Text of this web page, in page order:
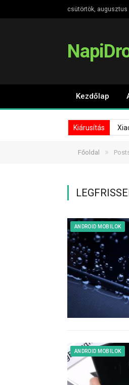
csütörtök, augusztus
Kezdőlap
Kiárusítás
Főoldal »
ANDROID MOBILOK
ANDROID MOBILOK